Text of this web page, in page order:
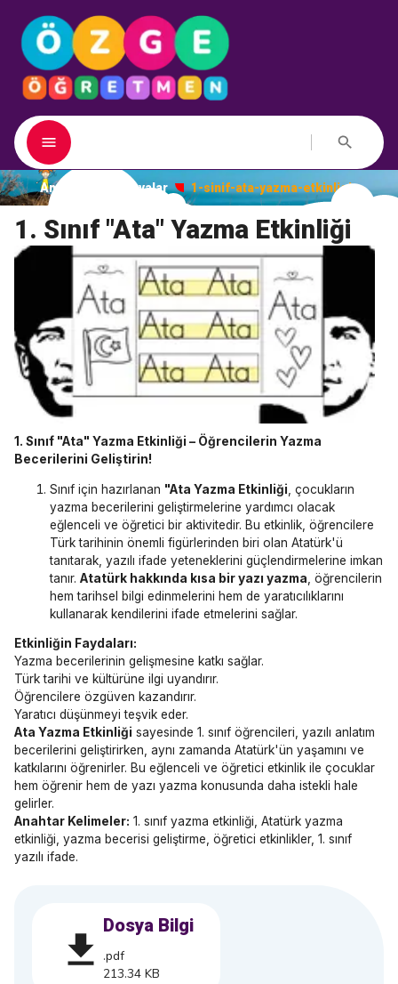
Ana Sayfa Dosyalar 1-sinif-ata-yazma-etkinligi
1. Sınıf "Ata" Yazma Etkinliği
1. Sınıf "Ata" Yazma Etkinliği – Öğrencilerin Yazma
Becerilerini Geliştirin!
Sınıf için hazırlanan "Ata Yazma Etkinliği , çocukların
yazma becerilerini geliştirmelerine yardımcı olacak
eğlenceli ve öğretici bir aktivitedir. Bu etkinlik, öğrencilere
Türk tarihinin önemli figürlerinden biri olan Atatürk'ü
tanıtarak, yazılı ifade yeteneklerini güçlendirmelerine imkan
tanır. Atatürk hakkında kısa bir yazı yazma , öğrencilerin
hem tarihsel bilgi edinmelerini hem de yaratıcılıklarını
kullanarak kendilerini ifade etmelerini sağlar.
Etkinliğin Faydaları:
Yazma becerilerinin gelişmesine katkı sağlar.
Türk tarihi ve kültürüne ilgi uyandırır.
Öğrencilere özgüven kazandırır.
Yaratıcı düşünmeyi teşvik eder.
Ata Yazma Etkinliği sayesinde 1. sınıf öğrencileri, yazılı anlatım
becerilerini geliştirirken, aynı zamanda Atatürk'ün yaşamını ve
katkılarını öğrenirler. Bu eğlenceli ve öğretici etkinlik ile çocuklar
hem öğrenir hem de yazı yazma konusunda daha istekli hale
gelirler.
Anahtar Kelimeler: 1. sınıf yazma etkinliği, Atatürk yazma
etkinliği, yazma becerisi geliştirme, öğretici etkinlikler, 1. sınıf
yazılı ifade.
Dosya Bilgi
.pdf
213.34 KB